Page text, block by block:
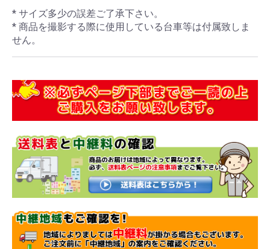
* サイズ多少の誤差ご了承下さい。
* 商品を撮影する際に使用している台車等は付属致しま
せん。